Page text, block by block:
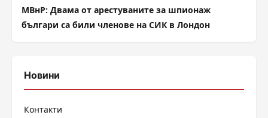
МВнР: Двама от арестуваните за шпионаж
българи са били членове на СИК в Лондон
Новини
Контакти